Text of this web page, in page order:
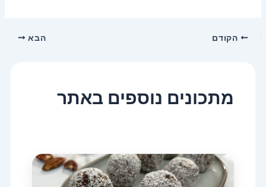
הקודם הבא
מתכונים נוספים באתר